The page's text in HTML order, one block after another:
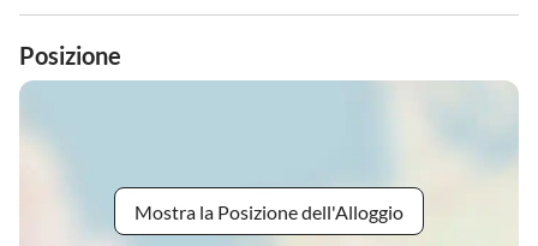
Posizione
Mostra la Posizione dell'Alloggio